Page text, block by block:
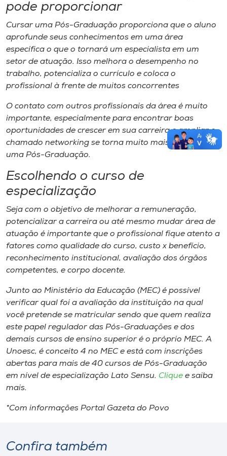
pode proporcionar
Cursar uma Pós-Graduação proporciona que o aluno
aprofunde seus conhecimentos em uma área
específica o que o tornará um especialista em um
setor de atuação. Isso melhora o desempenho no
trabalho, potencializa o currículo e coloca o
profissional à frente de muitos concorrentes
O contato com outros profissionais da área é muito
importante, especialmente para encontrar boas
oportunidades de crescer em sua carreira e ampliar o
chamado networking se torna muito mais fácil com
uma Pós-Graduação.
Escolhendo o curso de
especialização
Seja com o objetivo de melhorar a remuneração,
potencializar a carreira ou até mesmo mudar área de
atuação é importante que o profissional fique atento a
fatores como qualidade do curso, custo x benefício,
reconhecimento institucional, avaliação dos órgãos
competentes, e corpo docente.
Junto ao Ministério da Educação (MEC) é possível
verificar qual foi a avaliação da instituição na qual
você pretende se matricular sendo que quem realiza
este papel regulador das Pós-Graduações e dos
demais cursos de ensino superior é o próprio MEC. A
Unoesc, é conceito 4 no MEC e está com inscrições
abertas para mais de 40 cursos de Pós-Graduação
em nível de especialização Lato Sensu. Clique e saiba
mais.
*Com informações Portal Gazeta do Povo
Confira também